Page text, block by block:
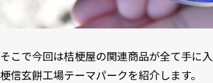
そこで今回は桔梗屋の関連商品が全て手に
梗信玄餅工場テーマパークを紹介します。